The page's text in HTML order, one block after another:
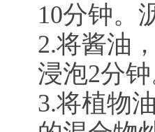
10分钟。
2.将酱油
浸泡2分
3.将植物